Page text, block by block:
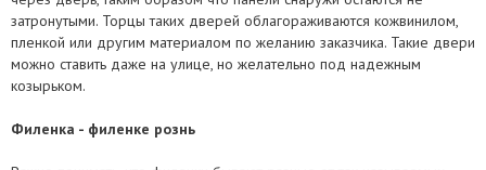
Доставка дверей может осуществляться как перевозчиками,
например: Автолюкс, САТ и другими; так и нашими силами. Доставка
перевозчиком бронедвери в регионы Украины не входит в
стоимость наших входных дверей и оплачивается отдельно.
бронедвери, изготовленные ТМ «Весь мир бронедверей»,
убедитесь в наличии следующего:
Договор на изготовление бронедвери с круглой мокрой печатью
Паспорт на бронедвери, заполненный установщиками дверей и
затронутыми. Торцы таких дверей облагораживаются кожвинилом,
пленкой или другим материалом по желанию заказчика. Такие двери
можно ставить даже на улице, но желательно под надежным
козырьком.
Филенка - филенке рознь